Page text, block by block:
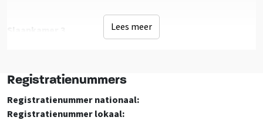
Extra recreatie ruimte
Vloer leefruimte
Muziekcomputer
Tafeltennistafel
Slaapkamer 4
1-persoons slaapbank: 1
Lees meer
Registratienummers
Registratienummer nationaal:
Registratienummer lokaal: